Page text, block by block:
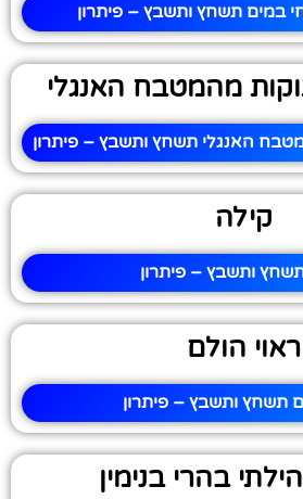
במים תשחץ ותשבץ – פיתרון
מהמטבח האנגלי
האנגלי תשחץ ותשבץ – פיתרון
קילה
ותשבץ – פיתרון
ראוי הולם
תשחץ ותשבץ – פיתרון
בהרי בנימין